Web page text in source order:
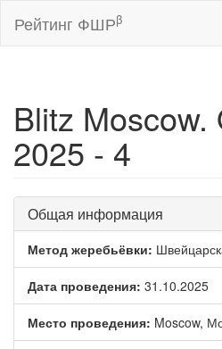
Рейтинг ФШРβ
Blitz Moscow.
2025 - 4
Общая информация
Метод жеребьёвки:
Дата проведения: 31.10.2025
Место проведения: Moscow,